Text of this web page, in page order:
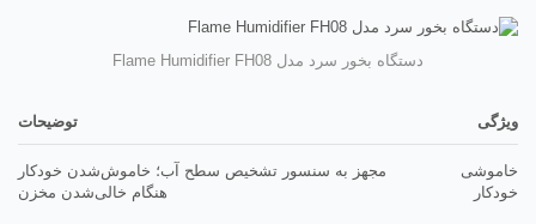
دستگاه بخور سرد مدل Flame Humidifier FH08
ویژگی توضیحات
خاموشی
خودکار
مجهز به سنسور تشخیص سطح آب؛ خاموش‌شدن خودکار
هنگام خالی‌شدن مخزن